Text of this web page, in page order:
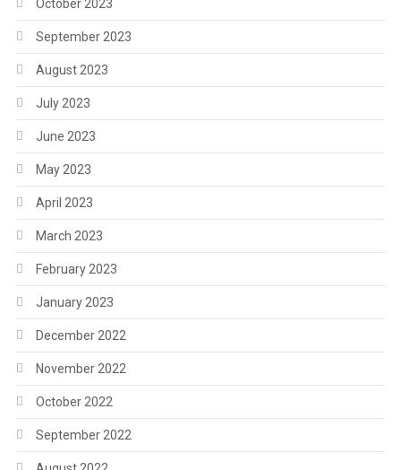
October 2023
September 2023
August 2023
July 2023
June 2023
May 2023
April 2023
March 2023
February 2023
January 2023
December 2022
November 2022
October 2022
September 2022